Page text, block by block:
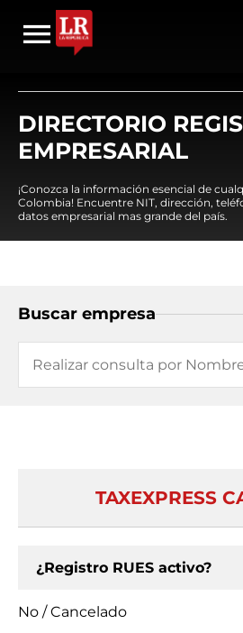
DIRECTORIO
EMPRESARIAL
¡Conozca la información esencial de
Colombia! Encuentre NIT, dirección,
datos empresarial mas grande del país.
Buscar empresa
TAXEXPRESS
¿Registro RUES activo?
No / Cancelado